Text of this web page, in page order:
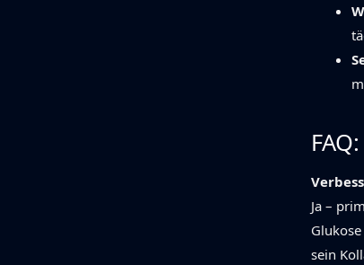
Ja –
sein